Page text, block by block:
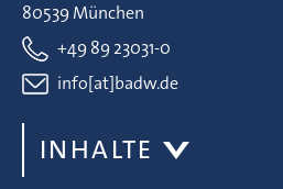
80539 München
+49 89 23031-0
info[at]badw.de
INHALTE